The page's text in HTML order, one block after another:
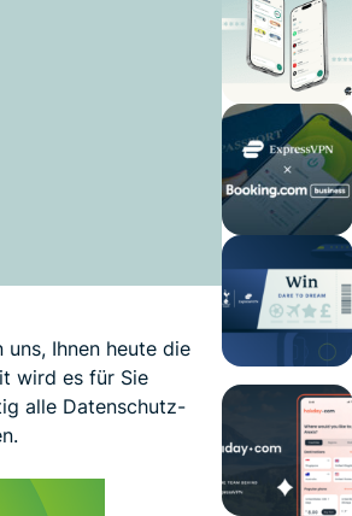
Ihnen heute die
wird es für Sie
alle Datenschutz-